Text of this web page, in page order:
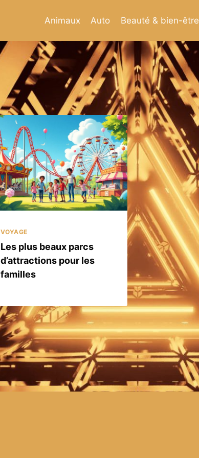
Animaux Auto Beauté & bien-être
VOYAGE
Les plus beaux parcs
d’attractions pour les
familles